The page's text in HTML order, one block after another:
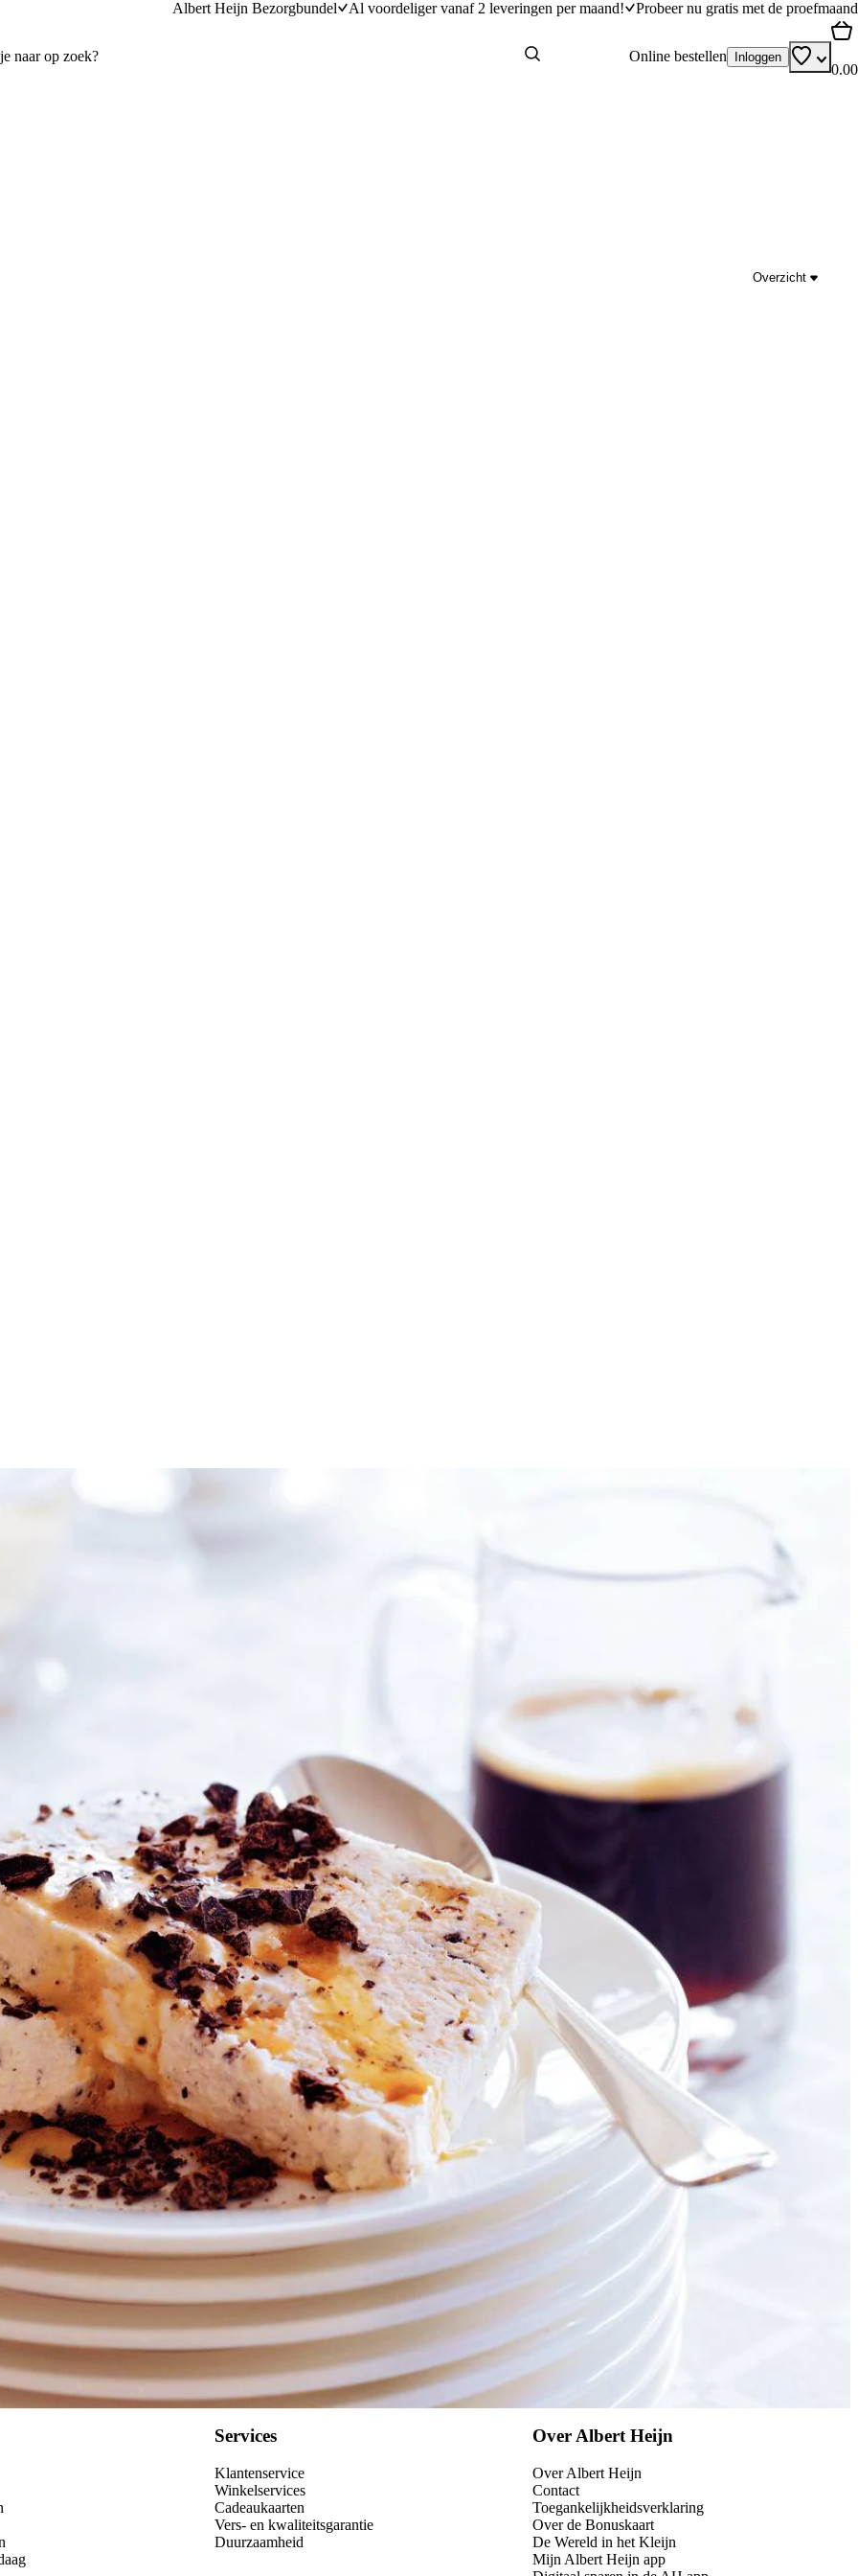
Albert Heijn Bezorgbundel Al voordeliger vanaf 2 leveringen per maand! Probeer nu gratis met de proefmaand
Online bestellen Inloggen
0.00
Overzicht
Kies producten
schraap het merg eruit. Klop de slagroom stijf met het vanillemerg en 5 el suiker. Roer de mascarpone in een grote kom goed los. Voeg
de stijfgeklopte vanilleslagroom voorzichtig door het mascarponemengsel. Probeer het geheel zo luchtig mogelijk te houden. Bekleed
het mascarponemengsel erin en laat de semifreddo 2 uur in de vriezer opstijven.
de rest van de suiker door de hete koffie. Snijd de semifreddo in stukken, verdeel deze over 8 borden en strooi de rest van de chocolade
begint te smelten.
Wat vond je van dit recept?
Services
Klantenservice
Winkelservices
Cadeaukaarten
Vers- en kwaliteitsgarantie
Duurzaamheid
Over Albert Heijn
Over Albert Heijn
Contact
Toegankelijkheidsverklaring
Over de Bonuskaart
De Wereld in het Kleijn
Mijn Albert Heijn app